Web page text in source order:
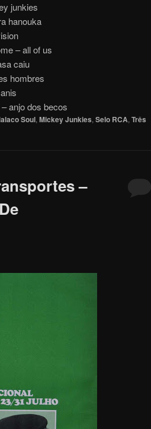
junkies
hanouka
– all of us
caiu
hombres
anjo dos becos
Soul, Mickey Junkies, Selo RCA, Três
–